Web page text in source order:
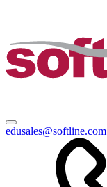
edusales@softline.com